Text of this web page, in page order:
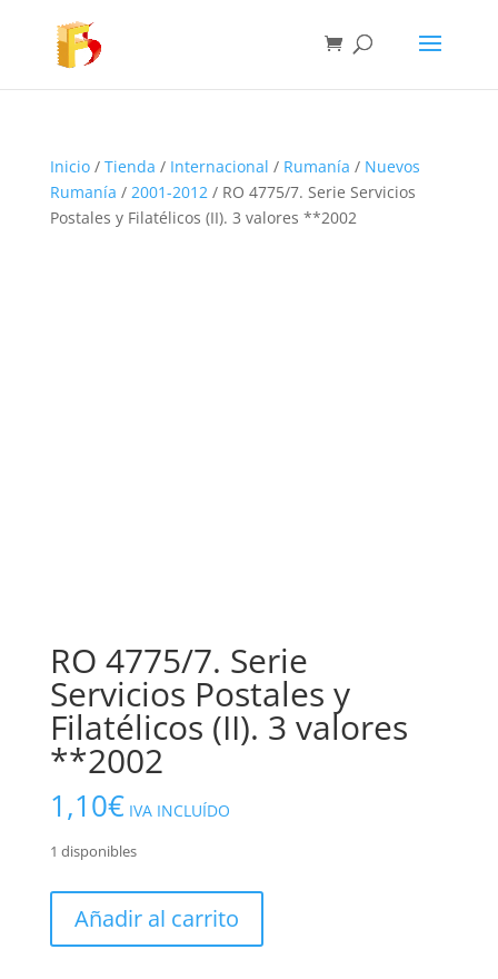
Inicio/ Tienda / Internacional / Rumanía / Nuevos
Rumanía / 2001-2012/ RO 4775/7. Serie Servicios
Postales y Filatélicos (II). 3 valores **2002
RO 4775/7. Serie
Servicios Postales y
Filatélicos (II). 3 valores
**2002
1,10€ IVA INCLUÍDO
1 disponibles
4775/7.
Añadir al carrito